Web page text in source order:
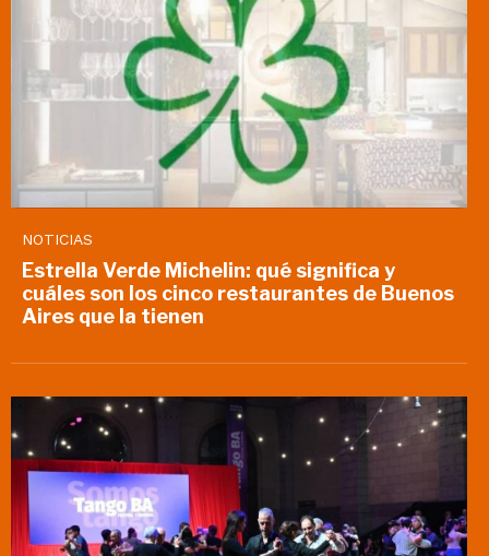
NOTICIAS
Estrella Verde Michelin: qué significa y
cuáles son los cinco restaurantes de Buenos
Aires que la tienen